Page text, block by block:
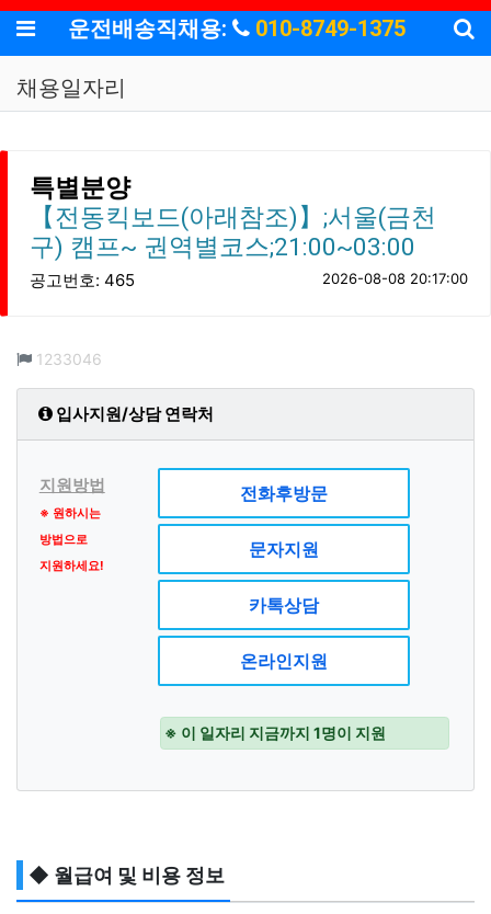
메뉴운전배송직채용: 010-8749-1375
채용일자리
특별분양
【전동킥보드(아래참조)】;서울(금천
구) 캠프~ 권역별코스;21:00~03:00
공고번호: 465 2026-08-08 20:17:00
컨텐츠 정보
1233046
입사지원/상담 연락처
지원방법
※ 원하시는
방법으로
지원하세요!
전화후방문
문자지원
카톡상담
온라인지원
※ 이 일자리 지금까지 1명이 지원
◆ 월급여 및 비용 정보